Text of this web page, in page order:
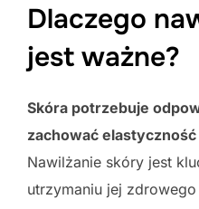
Dlaczego
jest ważne?
Skóra potrzebuje
zachować elastyczność
Nawilżanie skóry jest
utrzymaniu jej